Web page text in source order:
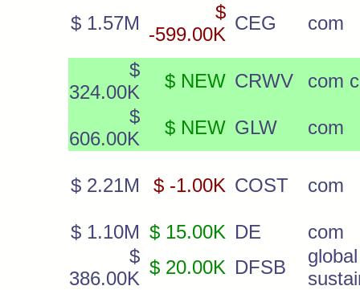
$ 1.57M
$
-599.00K
CEG com
$
324.00K
$ NEW CRWV
com
$
606.00K
$ NEW GLW com
$ 2.21M $ -1.00K COST com
$ 1.10M $ 15.00K DE
com
$
386.00K
$ 20.00K DFSB
global